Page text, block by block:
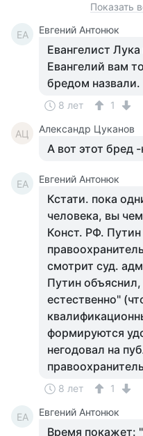
Показать
ЕА Евгений Антонюк
Евангелист
Евангелий вам
бредом назвали.
8 лет 1
АЦ Александр Цуканов
А вот этот бред
ЕА Евгений Антонюк
Кстати. пока
человека, вы
Конст. РФ. Путин
смотрит суд.
Путин объяснил,
естественно"
формируются
негодовал на
8 лет 1
ЕА Евгений Антонюк
Время покажет: